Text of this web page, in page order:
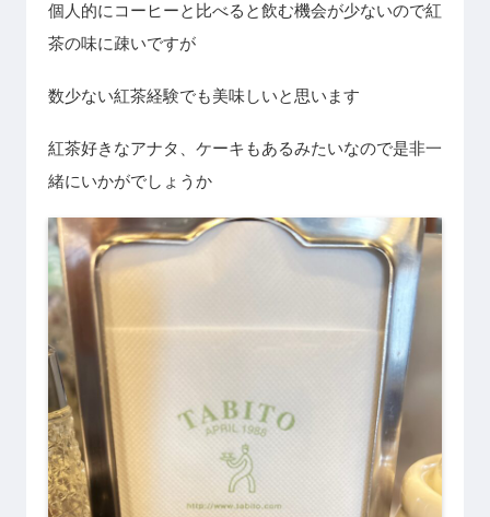
個人的にコーヒーと比べると飲む機会が少ないので紅
茶の味に疎いですが
数少ない紅茶経験でも美味しいと思います
紅茶好きなアナタ、ケーキもあるみたいなので是非一
緒にいかがでしょうか